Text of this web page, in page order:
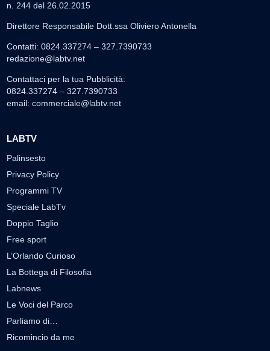
n. 244 del 26.02.2015
Direttore Responsabile Dott.ssa Oliviero Antonella
Contatti: 0824.337274 – 327.7390733
redazione@labtv.net
Contattaci per la tua Pubblicità:
0824.337274 – 327.7390733
email: commerciale@labtv.net
LABTV
Palinsesto
Privacy Policy
Programmi TV
Speciale LabTv
Doppio Taglio
Free sport
L’Orlando Curioso
La Bottega di Filosofia
Labnews
Le Voci del Parco
Parliamo di…
Ricomincio da me